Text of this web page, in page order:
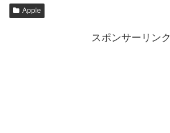
Apple
スポンサーリンク